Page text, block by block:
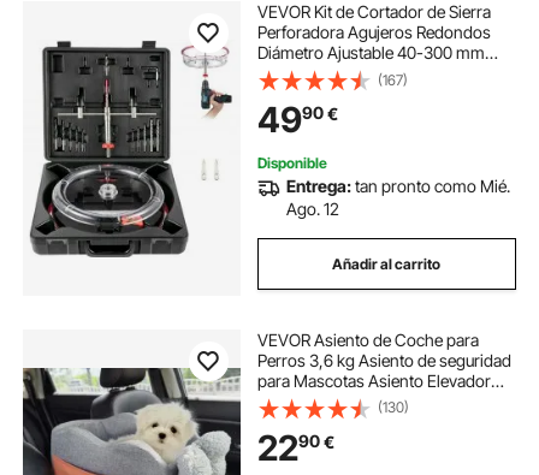
VEVOR Kit de Cortador de Sierra
Perforadora Agujeros Redondos
Diámetro Ajustable 40-300 mm
Cortador de Sierra de Orificio
Circular Acero Sierra de Perforación
con Recoge Polvo para Techo
Cemento Yeso
(167)
4990€
Disponible
Entrega:tan pronto como Mié.
Ago. 12
Añadir al carrito
VEVOR Asiento de Coche para
Perros 3,6 kg Asiento de seguridad
para Mascotas Asiento Elevador
Impermeable con Correa de
Seguridad ajustable Acolchado de
Algodón PP Silla para Mascotas,
Gris Oscuro
(130)
2290€